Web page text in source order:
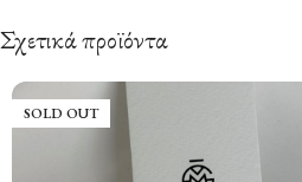
Σχετικά προϊόντα
SOLD OUT